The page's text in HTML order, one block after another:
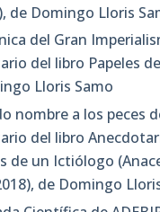
de Domingo Lloris
del Gran
del libro Papeles
Lloris Samo
nombre a los peces
del libro
de un Ictiólogo
de Domingo